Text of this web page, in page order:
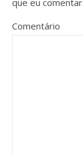
Comentário